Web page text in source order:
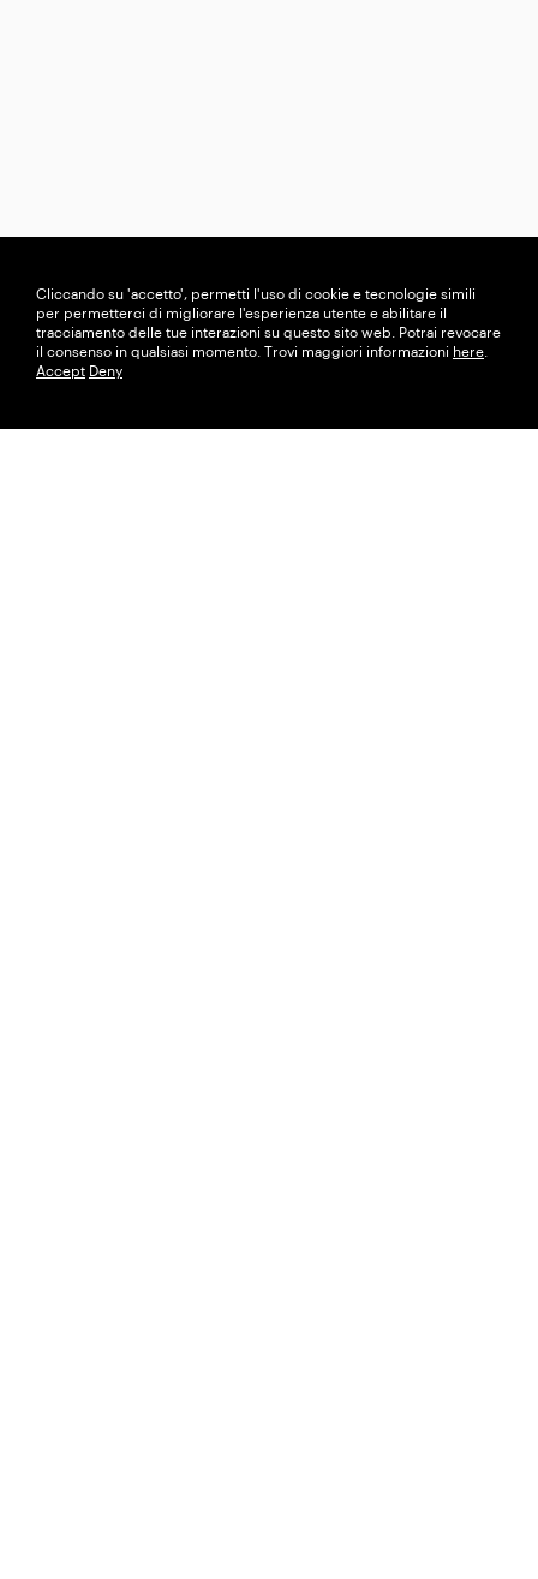
Cliccando su 'accetto', permetti l'uso di cookie e tecnologie simili
per permetterci di migliorare l'esperienza utente e abilitare il
tracciamento delle tue interazioni su questo sito web. Potrai revocare
il consenso in qualsiasi momento. Trovi maggiori informazioni here
Accept Deny